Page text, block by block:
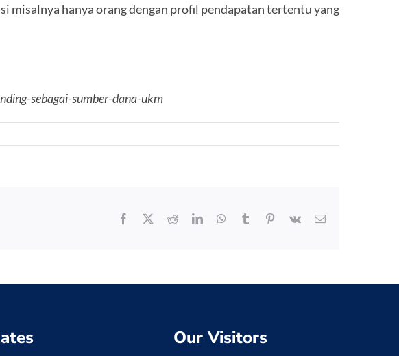
misalnya hanya orang dengan profil pendapatan tertentu yang
sebagai-sumber-dana-ukm
Facebook RedditLinkedInWhatsApp
Tumblr Pinterest
Vk Email
Our Visitors